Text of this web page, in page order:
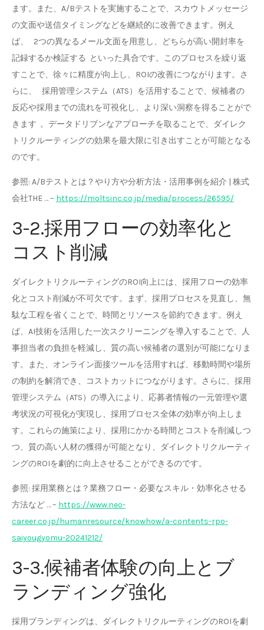
ます。また、A/Bテストを実施することで、スカウトメッセージ
の文面や送信タイミングなどを継続的に改善できます。例え
ば、 2つの異なるメール文面を用意し、どちらが高い開封率を
記録するか検証する といった具合です。このプロセスを繰り返
すことで、徐々に精度が向上し、ROIの改善につながります。さ
らに、 採用管理システム（ATS）を活用することで、候補者の
反応や採用までの流れを可視化し、より深い洞察を得ることがで
きます 。データドリブンなアプローチを取ることで、ダイレク
トリクルーティングの効果を最大限に引き出すことが可能となる
のです。
参照: A/Bテストとは？やり方や分析方法・活用事例を紹介 | 株式
会社THE … – https://moltsinc.co.jp/media/process/26595/
3-2.採用フローの効率化と
コスト削減
ダイレクトリクルーティングのROI向上には、採用フローの効率
化とコスト削減が不可欠です。まず、採用プロセスを見直し、無
駄な工程を省くことで、時間とリソースを節約できます。例え
ば、AI技術を活用した一次スクリーニングを導入することで、人
事担当者の負担を軽減し、質の高い候補者の選別が可能になりま
す。また、オンライン面接ツールを活用すれば、移動時間や場所
の制約を解消でき、コストカットにつながります。さらに、採用
管理システム（ATS）の導入により、応募者情報の一元管理や選
考状況の可視化が実現し、採用プロセス全体の効率が向上しま
す。これらの施策により、採用にかかる時間とコストを削減しつ
つ、質の高い人材の獲得が可能となり、ダイレクトリクルーティ
ングのROIを劇的に向上させることができるのです。
参照: 採用業務とは？業務フロー・必要なスキル・効率化させる
方法など … – https://www.neo-
career.co.jp/humanresource/knowhow/a-contents-rpo-
saiyougyomu-20241212/
3-3.候補者体験の向上とブ
ランディング強化
採用ブランディングは、ダイレクトリクルーティングのROIを劇